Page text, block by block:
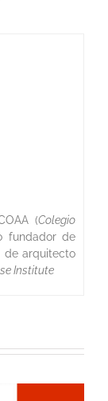
(Colegio
fundador de
de arquitecto
Institute
AYUDAS Y